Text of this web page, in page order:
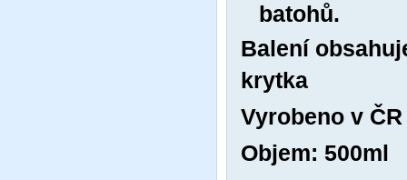
batohů.
Balení
krytka
Vyrobeno v
Objem: 500ml